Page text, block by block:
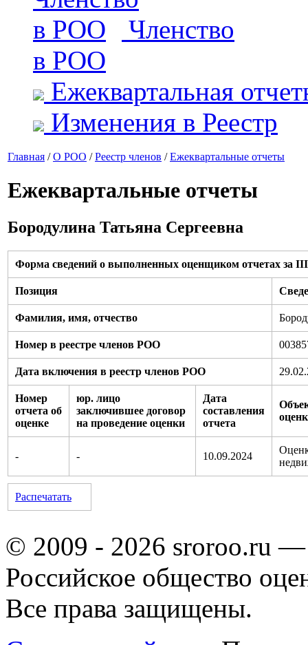
Членство
в РОО
Ежеквартальная
Изменения в Реестр
Главная /О РОО /Реестр членов /Ежеквартальные отчеты
Ежеквартальные отчеты
Бородулина Татьяна Сергеевна
Форма сведений о выполненных оценщиком отчетах за III
Позиция
Фамилия, имя, отчество
Номер в реестре членов РОО
Дата включения в реестр членов РОО
Номер
отчета об
оценке
юр. лицо
заключившее договор
на проведение оценки
Дата
составления
отчета
- - 10.09.2024
Распечатать
© 2009 - 2026 sroroo.ru —
Российское общество
Все права защищены.